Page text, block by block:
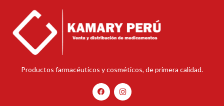
Productos farmacéuticos y cosméticos, de primera calidad.